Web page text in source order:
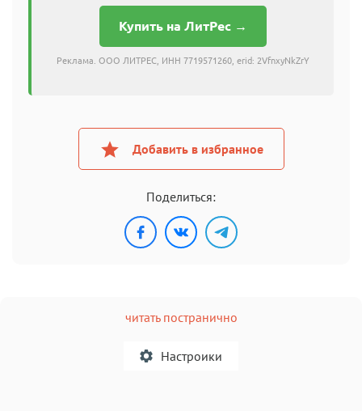
Купить на ЛитРес →
Реклама. ООО ЛИТРЕС, ИНН 7719571260, erid: 2VfnxyNkZrY
Добавить в избранное
Поделиться:
читать постранично
Настроики